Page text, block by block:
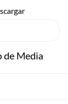
de Media